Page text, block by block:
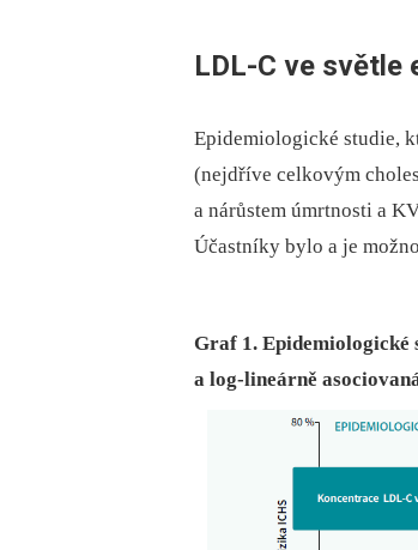
LDL-C ve světle
Epidemiologické studie,
(nejdříve celkovým
a nárůstem úmrtnosti a
Účastníky bylo a je
Graf 1. Epidemiologické
a log-lineárně